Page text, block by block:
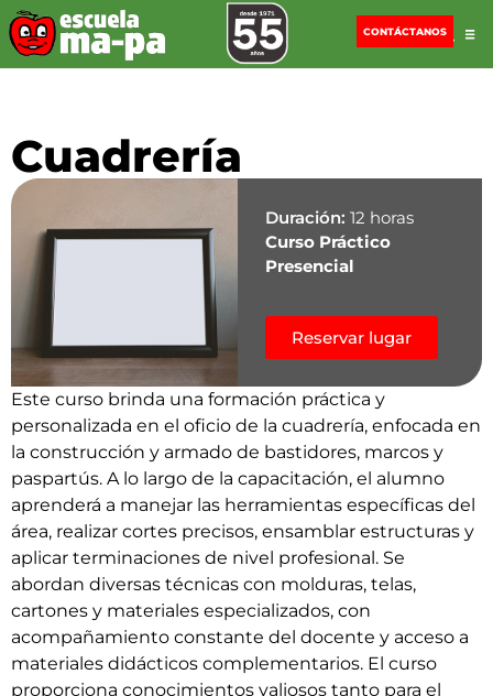
CONTÁCTANOS
Cuadrería
Duración: 12 horas
Curso Práctico
Presencial
Reservar lugar
Este curso brinda una formación práctica y
personalizada en el oficio de la cuadrería, enfocada en
la construcción y armado de bastidores, marcos y
paspartús. A lo largo de la capacitación, el alumno
aprenderá a manejar las herramientas específicas del
área, realizar cortes precisos, ensamblar estructuras y
aplicar terminaciones de nivel profesional. Se
abordan diversas técnicas con molduras, telas,
cartones y materiales especializados, con
acompañamiento constante del docente y acceso a
materiales didácticos complementarios. El curso
proporciona conocimientos valiosos tanto para el